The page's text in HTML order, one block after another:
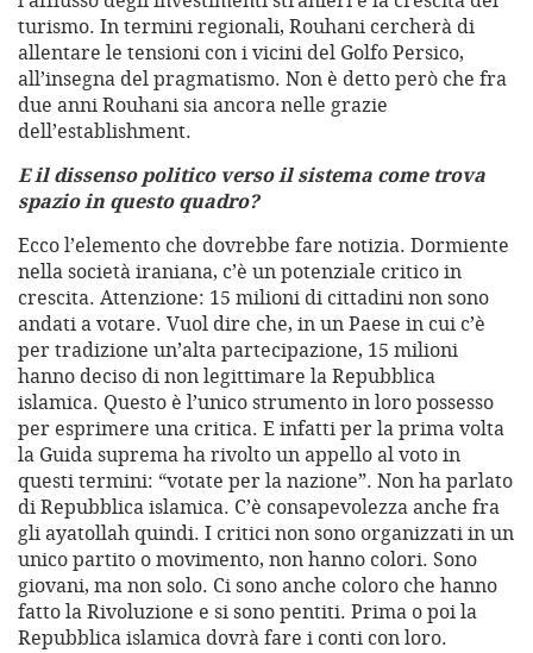
turismo. In termini regionali, Rouhani cercherà di
allentare le tensioni con i vicini del Golfo Persico,
all’insegna del pragmatismo. Non è detto però che fra
due anni Rouhani sia ancora nelle grazie
dell’establishment.
E il dissenso politico verso il sistema come trova
spazio in questo quadro?
Ecco l’elemento che dovrebbe fare notizia. Dormiente
nella società iraniana, c’è un potenziale critico in
crescita. Attenzione: 15 milioni di cittadini non sono
andati a votare. Vuol dire che, in un Paese in cui c’è
per tradizione un’alta partecipazione, 15 milioni
hanno deciso di non legittimare la Repubblica
islamica. Questo è l’unico strumento in loro possesso
per esprimere una critica. E infatti per la prima volta
la Guida suprema ha rivolto un appello al voto in
questi termini: “votate per la nazione”. Non ha parlato
di Repubblica islamica. C’è consapevolezza anche fra
gli ayatollah quindi. I critici non sono organizzati in un
unico partito o movimento, non hanno colori. Sono
giovani, ma non solo. Ci sono anche coloro che hanno
fatto la Rivoluzione e si sono pentiti. Prima o poi la
Repubblica islamica dovrà fare i conti con loro.